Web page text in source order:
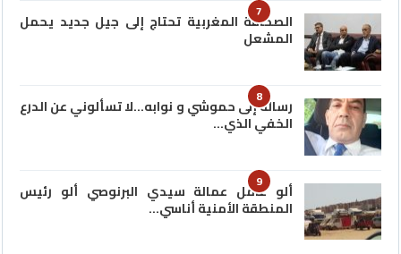
7
الصحافة المغربية تحتاج إلى جيل جديد يحمل
المشعل
8
رسالة إلى حموشي و نوابه…لا تسألوني عن الدرع
الخفي الذي…
9
ألو عامل عمالة سيدي البرنوصي ألو رئيس
المنطقة الأمنية أناسي…